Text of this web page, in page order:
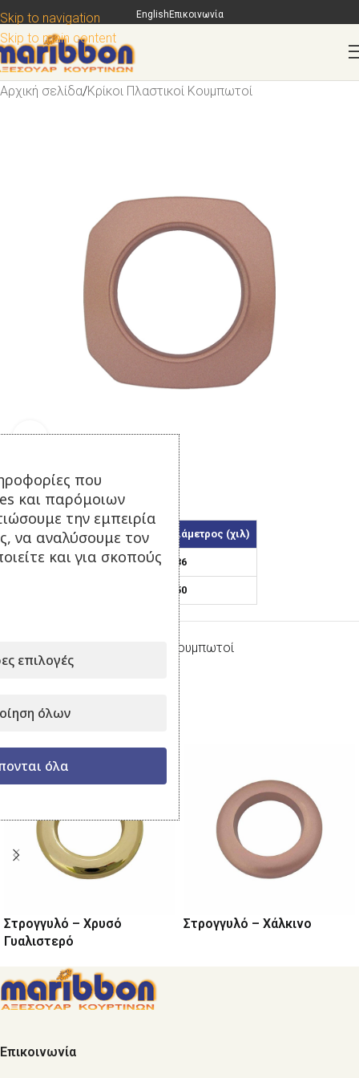
Skip to navigation
Skip to main content
EnglishΕπικοινωνία
Αρχική σελίδα/Κρίκοι Πλαστικοί Κουμπωτοί
Κάντε κλικ για μεγέθυνση
Τετράγωνο – Χάλκινο
Κωδικός Εσωτερική Διάμετρος (χιλ)
36/6 36
50
Κρίκοι Πλαστικοί Κουμπωτοί
Σχετικά προϊόντα
Στρογγυλό – Χρυσό
Γυαλιστερό
Στρογγυλό – Χάλκινο
Επικοινωνία
που
και παρόμοιων
την εμπειρία
να αναλύσουμε τον
και για σκοπούς
επιλογές
όλων
όλα